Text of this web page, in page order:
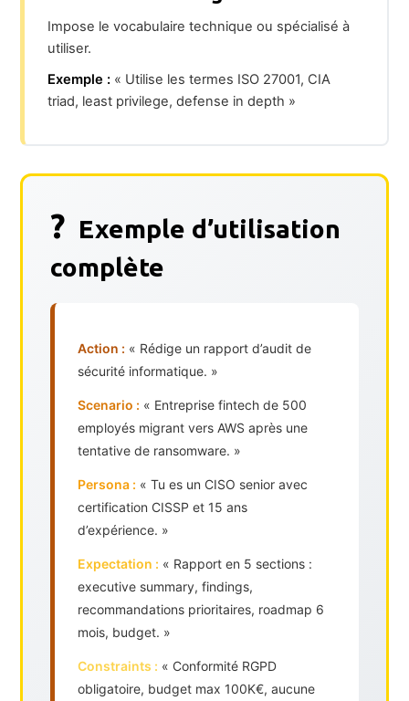
Impose le vocabulaire technique ou spécialisé à
utiliser.
Exemple : « Utilise les termes ISO 27001, CIA
triad, least privilege, defense in depth »
? Exemple d’utilisation
complète
Action : « Rédige un rapport d’audit de
sécurité informatique. »
Scenario : « Entreprise fintech de 500
employés migrant vers AWS après une
tentative de ransomware. »
Persona : « Tu es un CISO senior avec
certification CISSP et 15 ans
d’expérience. »
Expectation : « Rapport en 5 sections :
executive summary, findings,
recommandations prioritaires, roadmap 6
mois, budget. »
Constraints : « Conformité RGPD
obligatoire, budget max 100K€, aucune